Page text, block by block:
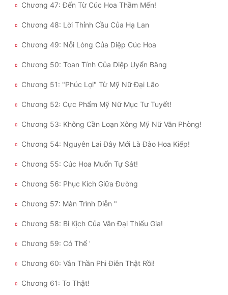
Chương 47: Đến Từ Cúc Hoa Thầm Mến!
Chương 48: Lời Thỉnh Cầu Của Hạ Lan
Chương 49: Nỗi Lòng Của Diệp Cúc Hoa
Chương 50: Toan Tính Của Diệp Uyển Băng
Chương 51: "Phúc Lợi" Từ Mỹ Nữ Đại Lão
Chương 52: Cực Phẩm Mỹ Nữ Mục Tư Tuyết!
Chương 53: Không Cần Loạn Xông Mỹ Nữ Văn Phòng!
Chương 54: Nguyên Lai Đây Mới Là Đào Hoa Kiếp!
Chương 55: Cúc Hoa Muốn Tự Sát!
Chương 56: Phục Kích Giữa Đường
Chương 57: Màn Trình Diễn "
Chương 58: Bi Kịch Của Vân Đại Thiếu Gia!
Chương 59: Có Thể '
Chương 60: Vân Thần Phi Điên Thật Rồi!
Chương 61: To Thật!